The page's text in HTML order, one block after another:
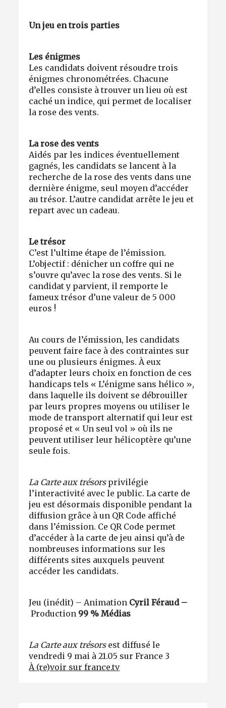
Un jeu en trois parties
Les énigmes
Les candidats doivent résoudre trois
énigmes chronométrées. Chacune
d’elles consiste à trouver un lieu où est
caché un indice, qui permet de localiser
la rose des vents.
La rose des vents
Aidés par les indices éventuellement
gagnés, les candidats se lancent à la
recherche de la rose des vents dans une
dernière énigme, seul moyen d’accéder
au trésor. L’autre candidat arrête le jeu et
repart avec un cadeau.
Le trésor
C’est l’ultime étape de l’émission.
L’objectif : dénicher un coffre qui ne
s’ouvre qu’avec la rose des vents. Si le
candidat y parvient, il remporte le
fameux trésor d’une valeur de 5 000
euros !
Au cours de l’émission, les candidats
peuvent faire face à des contraintes sur
une ou plusieurs énigmes. À eux
d’adapter leurs choix en fonction de ces
handicaps tels « L’énigme sans hélico »,
dans laquelle ils doivent se débrouiller
par leurs propres moyens ou utiliser le
mode de transport alternatif qui leur est
proposé et « Un seul vol » où ils ne
peuvent utiliser leur hélicoptère qu’une
seule fois.
La Carte aux trésorsprivilégie
l’interactivité avec le public. La carte de
jeu est désormais disponible pendant la
diffusion grâce à un QR Code affiché
dans l’émission. Ce QR Code permet
d’accéder à la carte de jeu ainsi qu’à de
nombreuses informations sur les
différents sites auxquels peuvent
accéder les candidats.
Jeu (inédit) – Animation Cyril Féraud–
Production 99 % Médias
La Carte aux trésorsest diffusé le
vendredi 9 mai à 21.05 sur France 3
À (re)voir sur france.tv